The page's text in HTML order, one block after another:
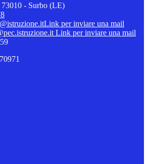
- Surbo (LE)
Link per inviare una mail
Link per inviare una mail